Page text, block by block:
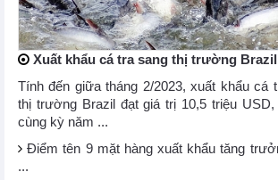
Xuất khẩu cá tra sang thị trường
Tính đến giữa tháng 2/2023, xuất khẩu cá
thị trường Brazil đạt giá trị 10,5 triệu
cùng kỳ năm ...
Điểm tên 9 mặt hàng xuất khẩu tăng
...